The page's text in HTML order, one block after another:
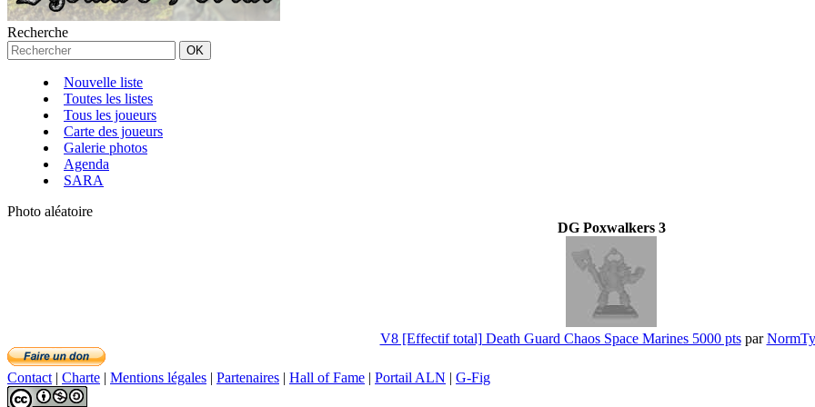
Recherche
Nouvelle liste
Toutes les listes
Tous les joueurs
Carte des joueurs
Galerie photos
Agenda
SARA
Photo aléatoire
DG Poxwalkers 3
V8 [Effectif total] Death Guard Chaos Space Marines 5000 ptspar
Contact | Charte | Mentions légales | Partenaires | Hall of Fame | Portail ALN | G-Fig